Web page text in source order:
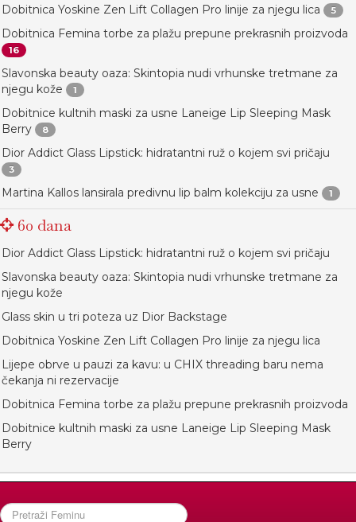
Dobitnica Yoskine Zen Lift Collagen Pro linije za njegu lica 5
Dobitnica Femina torbe za plažu prepune prekrasnih proizvoda
16
Slavonska beauty oaza: Skintopia nudi vrhunske tretmane za
njegu kože
1
Dobitnice kultnih maski za usne Laneige Lip Sleeping Mask
Berry
8
Dior Addict Glass Lipstick: hidratantni ruž o kojem svi pričaju
3
Martina Kallos lansirala predivnu lip balm kolekciju za usne 1
60 dana
Dior Addict Glass Lipstick: hidratantni ruž o kojem svi pričaju
Slavonska beauty oaza: Skintopia nudi vrhunske tretmane za
njegu kože
Glass skin u tri poteza uz Dior Backstage
Dobitnica Yoskine Zen Lift Collagen Pro linije za njegu lica
Lijepe obrve u pauzi za kavu: u CHIX threading baru nema
čekanja ni rezervacije
Dobitnica Femina torbe za plažu prepune prekrasnih proizvoda
Dobitnice kultnih maski za usne Laneige Lip Sleeping Mask
Berry